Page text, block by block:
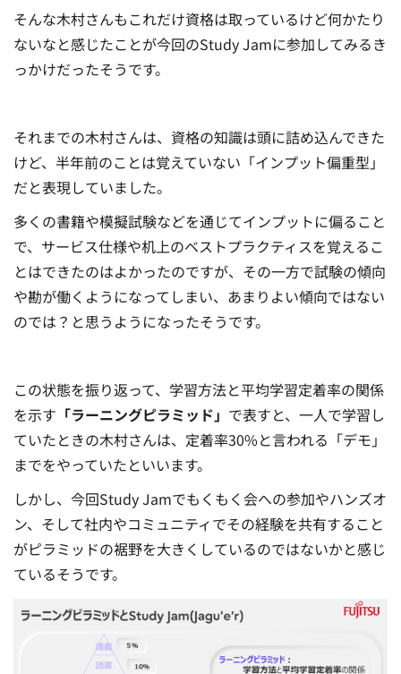
そんな木村さんもこれだけ資格は取っているけど何かたり
ないなと感じたことが今回のStudy Jamに参加してみるき
っかけだったそうです。
それまでの木村さんは、資格の知識は頭に詰め込んできた
けど、半年前のことは覚えていない「インプット偏重型」
だと表現していました。
多くの書籍や模擬試験などを通じてインプットに偏ること
で、サービス仕様や机上のベストプラクティスを覚えるこ
とはできたのはよかったのですが、その一方で試験の傾向
や勘が働くようになってしまい、あまりよい傾向ではない
のでは？と思うようになったそうです。
この状態を振り返って、学習方法と平均学習定着率の関係
を示す 「ラーニングピラミッド」 で表すと、一人で学習し
ていたときの木村さんは、定着率30%と言われる「デモ」
までをやっていたといいます。
しかし、今回Study Jamでもくもく会への参加やハンズオ
ン、そして社内やコミュニティでその経験を共有すること
がピラミッドの裾野を大きくしているのではないかと感じ
ているそうです。